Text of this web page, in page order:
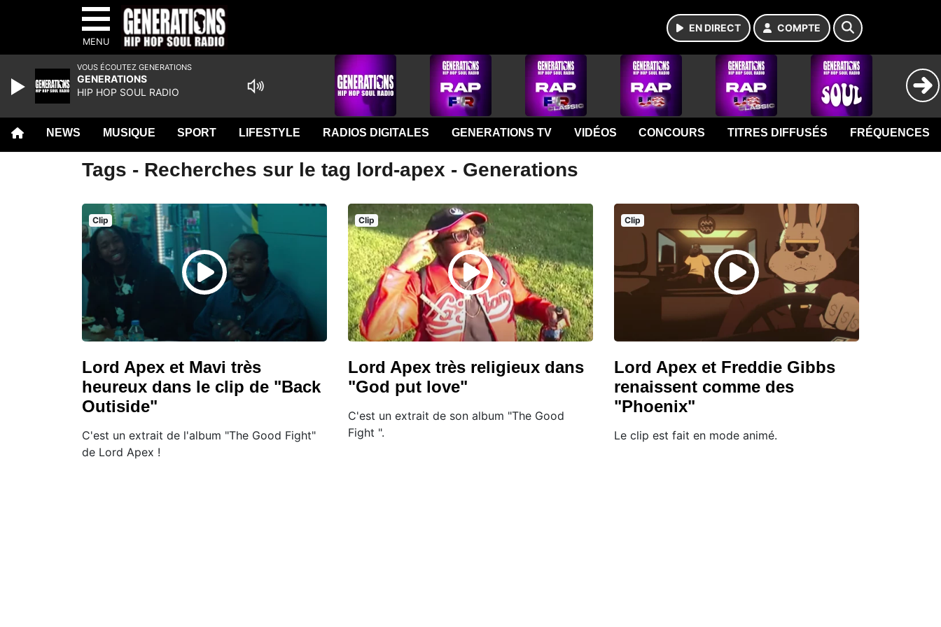
MENU
EN DIRECT COMPTE
NEWS MUSIQUE SPORT LIFESTYLE RADIOS DIGITALES GENERATIONS TV VIDÉOS CONCOURS TITRES DIFFUSÉS FRÉQUENCES
Tags - Recherches sur le tag lord-apex - Generations
Clip
Lord Apex et Mavi très
heureux dans le clip de "Back
Outiside"
C'est un extrait de l'album "The Good Fight"
de Lord Apex !
Clip
Lord Apex très religieux dans
"God put love"
C'est un extrait de son album "The Good
Fight ".
Clip
Lord Apex et Freddie Gibbs
renaissent comme des
"Phoenix"
Le clip est fait en mode animé.
VOUS ÉCOUTEZ GENERATIONS
GENERATIONS
HIP HOP SOUL RADIO